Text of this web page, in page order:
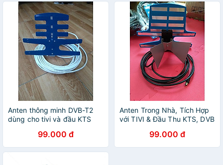
Anten thông minh DVB-T2
dùng cho tivi và đầu KTS
99.000 đ
Anten Trong Nhà, Tích Hợp
với TIVI & Đầu Thu KTS, DVB
99.000 đ